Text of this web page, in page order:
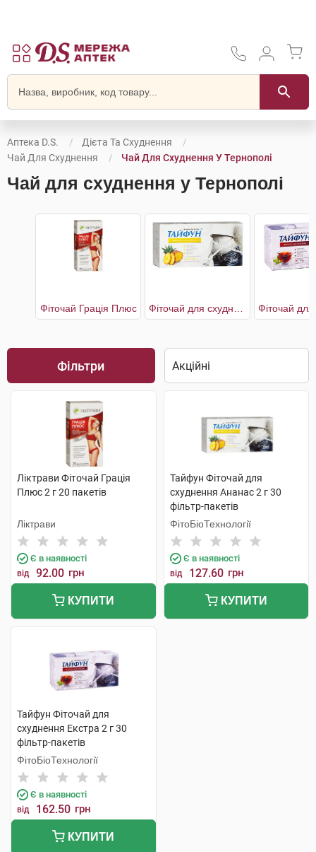
Аптека D.S.
Дієта Та Схуднення
Чай Для Схуднення
Чай Для Схуднення У Тернополі
Чай для схуднення у Тернополі
Фіточай Грація Плюс
Фільтри
Ліктрави Фіточай Грація
Плюс 2 г 20 пакетів
Ліктрави
Є в наявності
від 92.00 грн
КУПИТИ
Тайфун Фіточай для
схуднення Ананас 2 г 30
фільтр-пакетів
ФітоБіоТехнології
Є в наявності
від 127.60 грн
КУПИТИ
Тайфун Фіточай для
схуднення Екстра 2 г 30
фільтр-пакетів
ФітоБіоТехнології
Є в наявності
від 162.50 грн
КУПИТИ